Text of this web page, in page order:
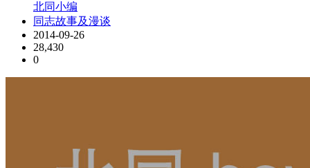
北同小编
同志故事及漫谈
2014-09-26
28,430
0